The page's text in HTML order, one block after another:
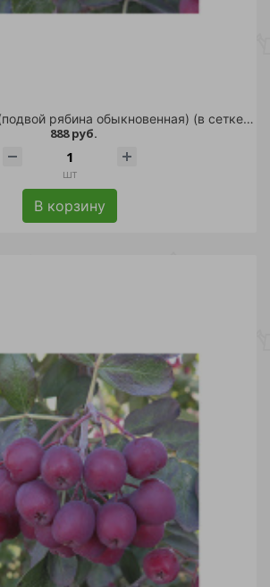
Рябина Гранатная (подвой рябина обыкновенная) (в сетке) 1шт
888 руб.
шт
В корзину